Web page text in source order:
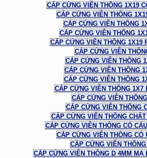
CÁP CỨNG VIỄN THÔNG 1X19
CÁP CỨNG VIỄN THÔNG
CÁP CỨNG VIỄN THÔNG
CÁP CỨNG VIỄN THÔNG
CÁP CỨNG VIỄN THÔNG 1X19
CÁP CỨNG VIỄN
CÁP CỨNG VIỄN THÔNG
CÁP CỨNG VIỄN THÔNG
CÁP CỨNG VIỄN THÔNG
CÁP CỨNG VIỄN THÔNG 1X7
CÁP CỨNG VIỄN
CÁP CỨNG VIỄN THÔNG
CÁP CỨNG VIỄN THÔNG
CÁP CỨNG VIỄN THÔNG CÓ
CÁP CỨNG VIỄN THÔNG CÓ
CÁP CỨNG VIỄN
CÁP CỨNG VIỄN THÔNG D 4MM MẠ